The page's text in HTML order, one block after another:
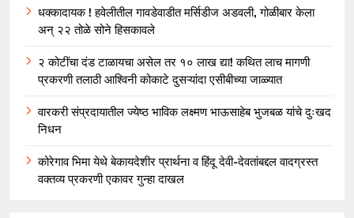
धक्कादायक ! हवेलीतील गावडेवाडीत मर्सिडीज अडवली, गोळीबार केला
अन् २२ तोळे सोने हिसकावले
२ कोटींचा दंड टाळायचा असेल तर १० लाख द्या! कथित लाच मागणी
प्रकरणी तलाठी आश्विनी कोकाटे दुसऱ्यांदा एसीबीच्या जाळ्यात
वारकरी संप्रदायातील ज्येष्ठ भाविक लक्ष्मण भाऊसाहेब भुजबळ यांचे दुःखद
निधन
कोरेगाव भिमा येथे बेकायदेशीर प्रार्थना व हिंदू देवी-देवतांबद्दल वादग्रस्त
वक्तव्य प्रकरणी एकावर गुन्हा दाखल